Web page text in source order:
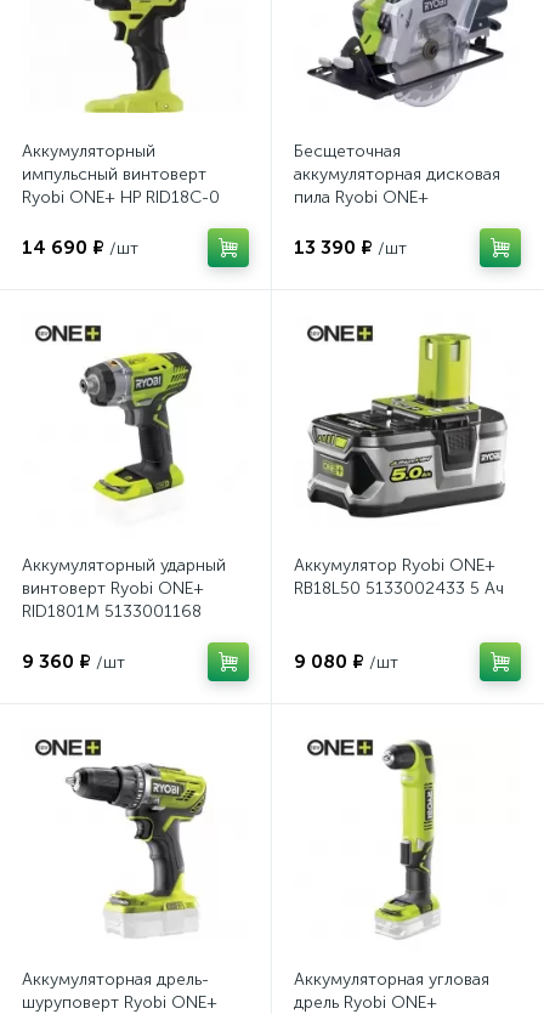
Аккумуляторный
импульсный винтоверт
Ryobi ONE+ HP RID18C-0
14 690 ₽ /шт
Бесщеточная
аккумуляторная дисковая
пила Ryobi ONE+
13 390 ₽ /шт
Аккумуляторный ударный
винтоверт Ryobi ONE+
RID1801M 5133001168
9 360 ₽ /шт
Аккумулятор Ryobi ONE+
RB18L50 5133002433 5 Ач
9 080 ₽ /шт
Аккумуляторная дрель-
шуруповерт Ryobi ONE+
Аккумуляторная угловая
дрель Ryobi ONE+